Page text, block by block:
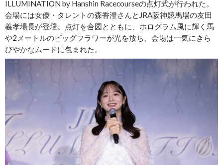
ILLUMINATION by Hanshin Racecourseの点灯式が行われた。
会場には女優・タレントの森香澄さんとJRA阪神競馬場の友田
義孝場長が登壇。点灯を合図とともに、ホログラム風に輝く馬
や2メートルのビッグフラワーが光を放ち、会場は一気にきら
びやかなムードに包まれた。